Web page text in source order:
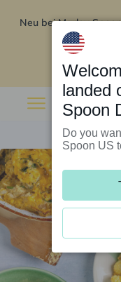
Neu bei Marley
Rabatt
landed
Spoon
Do you
Spoon US